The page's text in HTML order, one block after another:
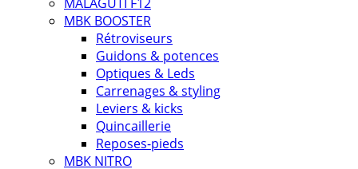
MBK BOOSTER
Rétroviseurs
Guidons & potences
Optiques & Leds
Carrenages & styling
Leviers & kicks
Quincaillerie
Reposes-pieds
MBK NITRO